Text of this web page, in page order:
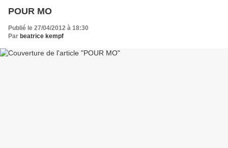
POUR MO
Publié le 27/04/2012 à 18:30
Par beatrice kempf